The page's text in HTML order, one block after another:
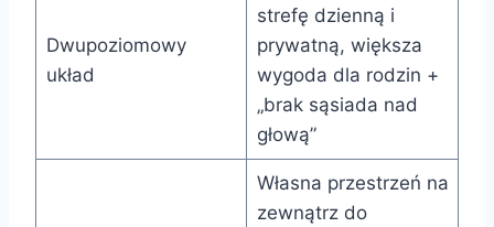
Dwupoziomowy
układ
strefę dzienną i
prywatną, większa
wygoda dla rodzin +
„brak sąsiada nad
głową”
Własna przestrzeń na
zewnątrz do